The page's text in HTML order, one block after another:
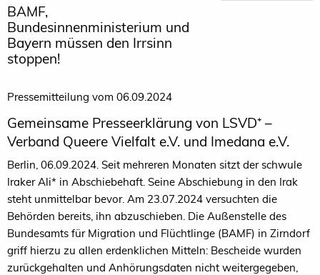
BAMF,
Bundesinnenministerium und
Bayern müssen den Irrsinn
stoppen!
Pressemitteilung vom 06.09.2024
Gemeinsame Presseerklärung von LSVD⁺ –
Verband Queere Vielfalt e.V. und Imedana e.V.
Berlin, 06.09.2024. Seit mehreren Monaten sitzt der schwule
Iraker Ali* in Abschiebehaft. Seine Abschiebung in den Irak
steht unmittelbar bevor. Am 23.07.2024 versuchten die
Behörden bereits, ihn abzuschieben. Die Außenstelle des
Bundesamts für Migration und Flüchtlinge (BAMF) in Zirndorf
griff hierzu zu allen erdenklichen Mitteln: Bescheide wurden
zurückgehalten und Anhörungsdaten nicht weitergegeben,